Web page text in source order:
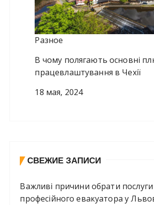
Разное
В чому полягають основні
працевлаштування в Чехії
18 мая, 2024
СВЕЖИЕ ЗАПИСИ
Важливі причини обрати послуги
професійного евакуатора у